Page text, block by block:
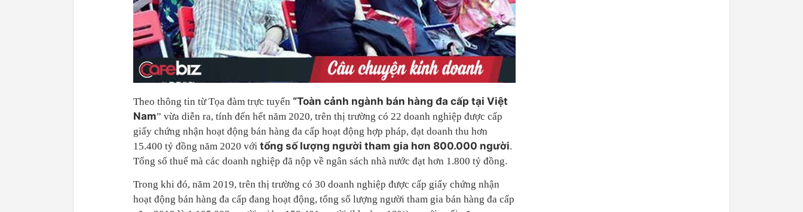
Theo thông tin từ Tọa đàm trực tuyến “Toàn cảnh ngành bán hàng đa cấp tại Việt
Nam” vừa diễn ra, tính đến hết năm 2020, trên thị trường có 22 doanh nghiệp được cấp
giấy chứng nhận hoạt động bán hàng đa cấp hoạt động hợp pháp, đạt doanh thu hơn
15.400 tỷ đồng năm 2020 với tổng số lượng người tham gia hơn 800.000 người.
Tổng số thuế mà các doanh nghiệp đã nộp về ngân sách nhà nước đạt hơn 1.800 tỷ đồng.
Trong khi đó, năm 2019, trên thị trường có 30 doanh nghiệp được cấp giấy chứng nhận
hoạt động bán hàng đa cấp đang hoạt động, tổng số lượng người tham gia bán hàng đa cấp